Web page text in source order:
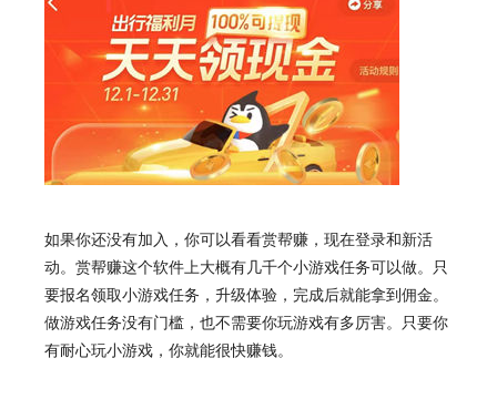
如果你还没有加入，你可以看看赏帮赚 ，现在登录和新活
动。 赏帮赚这个软件上大概有几千个小游戏任务可以做。只
要报名领取小游戏任务，升级体验，完成后就能拿到佣金。
做游戏任务没有门槛，也不需要你玩游戏有多厉害。只要你
有耐心玩小游戏，你就能很快赚钱。